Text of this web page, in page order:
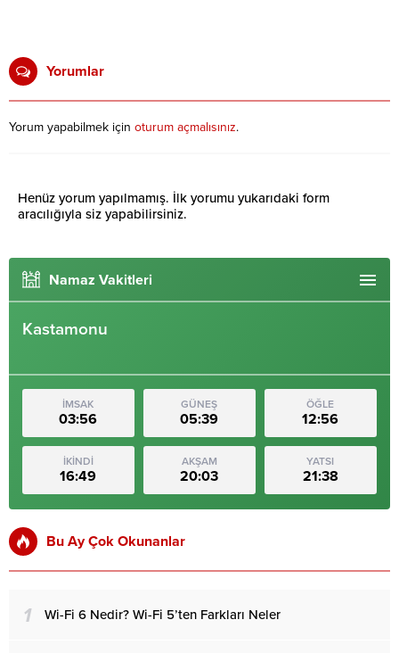
Yorumlar
Yorum yapabilmek için oturum açmalısınız.
Henüz yorum yapılmamış. İlk yorumu yukarıdaki form
aracılığıyla siz yapabilirsiniz.
Namaz Vakitleri
Kastamonu
İMSAK
03:56
GÜNEŞ
05:39
ÖĞLE
12:56
İKİNDİ
16:49
AKŞAM
20:03
YATSI
21:38
Bu Ay Çok Okunanlar
1 Wi-Fi 6 Nedir? Wi-Fi 5’ten Farkları Neler